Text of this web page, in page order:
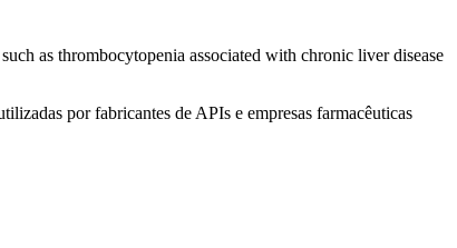
as thrombocytopenia associated with chronic liver disease
por fabricantes de APIs e empresas farmacêuticas